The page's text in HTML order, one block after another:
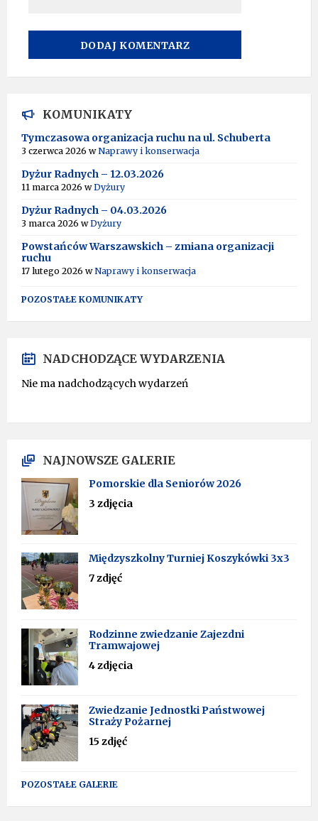
T
E
R
N
T
I
E
:
KOMUNIKATY
Tymczasowa organizacja ruchu na ul. Schuberta
3 czerwca 2026 wNaprawy i konserwacja
Dyżur Radnych – 12.03.2026
11 marca 2026 wDyżury
Dyżur Radnych – 04.03.2026
3 marca 2026 wDyżury
Powstańców Warszawskich – zmiana organizacji
ruchu
17 lutego 2026 wNaprawy i konserwacja
POZOSTAŁE KOMUNIKATY
NADCHODZĄCE WYDARZENIA
Nie ma nadchodzących wydarzeń
NAJNOWSZE GALERIE
Pomorskie dla Seniorów 2026
3 zdjęcia
Międzyszkolny Turniej Koszykówki 3x3
7 zdjęć
Rodzinne zwiedzanie Zajezdni
Tramwajowej
4 zdjęcia
Zwiedzanie Jednostki Państwowej
Straży Pożarnej
15 zdjęć
POZOSTAŁE GALERIE